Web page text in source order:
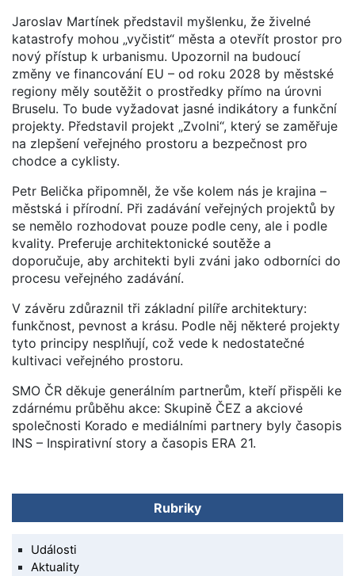
Jaroslav Martínek představil myšlenku, že živelné
katastrofy mohou „vyčistit“ města a otevřít prostor pro
nový přístup k urbanismu. Upozornil na budoucí
změny ve financování EU – od roku 2028 by městské
regiony měly soutěžit o prostředky přímo na úrovni
Bruselu. To bude vyžadovat jasné indikátory a funkční
projekty. Představil projekt „Zvolni“, který se zaměřuje
na zlepšení veřejného prostoru a bezpečnost pro
chodce a cyklisty.
Petr Belička připomněl, že vše kolem nás je krajina –
městská i přírodní. Při zadávání veřejných projektů by
se nemělo rozhodovat pouze podle ceny, ale i podle
kvality. Preferuje architektonické soutěže a
doporučuje, aby architekti byli zváni jako odborníci do
procesu veřejného zadávání.
V závěru zdůraznil tři základní pilíře architektury:
funkčnost, pevnost a krásu. Podle něj některé projekty
tyto principy nesplňují, což vede k nedostatečné
kultivaci veřejného prostoru.
SMO ČR děkuje generálním partnerům, kteří přispěli ke
zdárnému průběhu akce: Skupině ČEZ a akciové
společnosti Korado e mediálními partnery byly časopis
INS – Inspirativní story a časopis ERA 21.
Rubriky
Události
Aktuality